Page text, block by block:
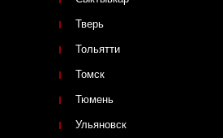
Тверь
Тольятти
Томск
Тюмень
Ульяновск